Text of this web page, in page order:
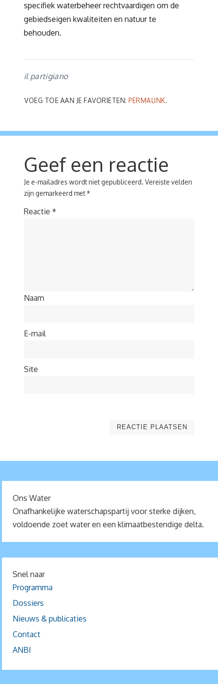
specifiek waterbeheer rechtvaardigen om de
gebiedseigen kwaliteiten en natuur te
behouden.
il partigiano
VOEG TOE AAN JE FAVORIETEN: PERMALINK.
Geef een reactie
Je e-mailadres wordt niet gepubliceerd. Vereiste velden
zijn gemarkeerd met*
Reactie *
Naam
E-mail
Site
Ons Water
Onafhankelijke waterschapspartij voor sterke dijken,
voldoende zoet water en een klimaatbestendige delta.
Snel naar
Programma
Dossiers
Nieuws & publicaties
Contact
ANBI